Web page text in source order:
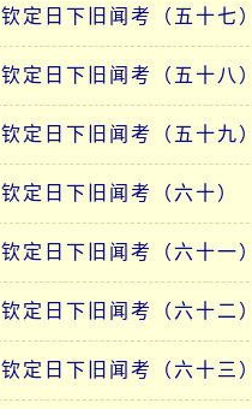
钦定日下旧闻考（五十七）
钦定日下旧闻考（五十八）
钦定日下旧闻考（五十九）
钦定日下旧闻考（六十）
钦定日下旧闻考（六十一）
钦定日下旧闻考（六十二）
钦定日下旧闻考（六十三）